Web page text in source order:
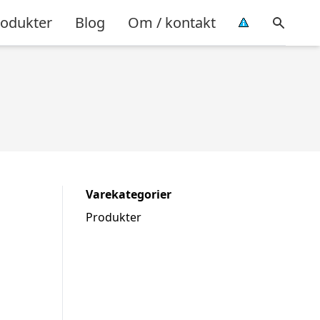
Blog Om / kontakt
Varekategorier
Produkter